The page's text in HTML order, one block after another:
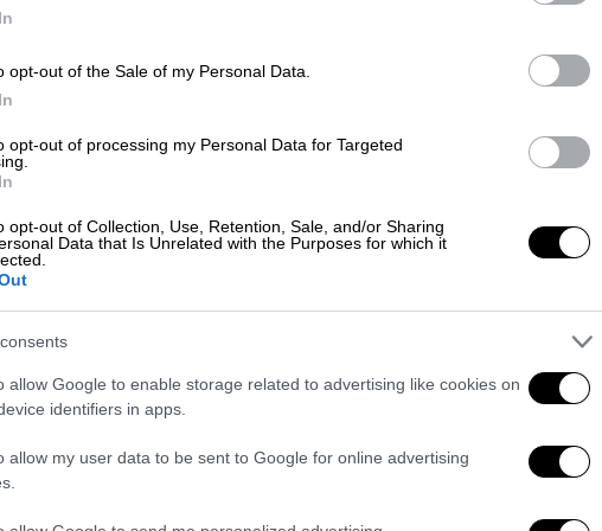
opt-out of the Sale of my Personal Data.
opt-out of processing my Personal Data for Targeted
opt-out of Collection, Use, Retention, Sale, and/or Sharing
Data that Is Unrelated with the Purposes for which it
allow Google to enable storage related to advertising like cookies on
identifiers in apps.
allow my user data to be sent to Google for online advertising
Εκλογές 2023: Αποσύρεται από τα
ψηφοδέλτια της ΝΔ η Σοφία
Ποιος ο λόγος
Πολιτική|28.02.2023 21:21
Εισαγγελίας οι καταγγελίες περί
Νικολάου